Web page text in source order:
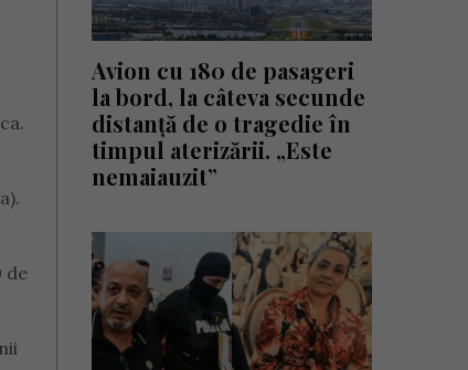
de
Avion cu 180 de pasageri
la bord, la câteva secunde
distanță de o tragedie în
timpul aterizării. „Este
nemaiauzit”